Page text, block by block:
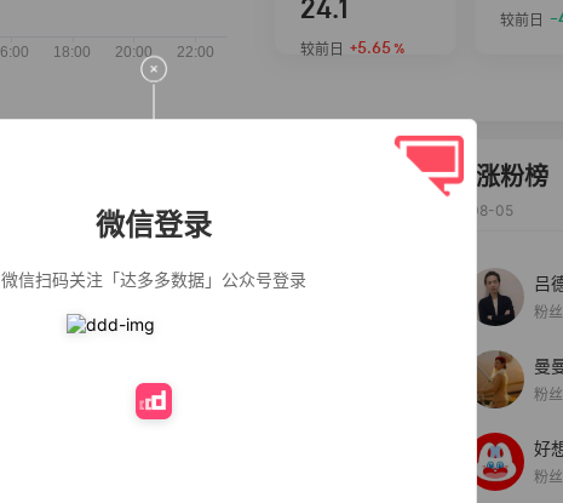
微信登录
微信扫码关注「达多多数据」公众号登录
24.1
较前日 +5.65 %
较前日 -
公仔牌顽渍净洗
污渍除菌除螨3倍
男士不锈钢卡片
包女式防消磁小
达人涨粉榜
2026-08-05
吕
曼
好